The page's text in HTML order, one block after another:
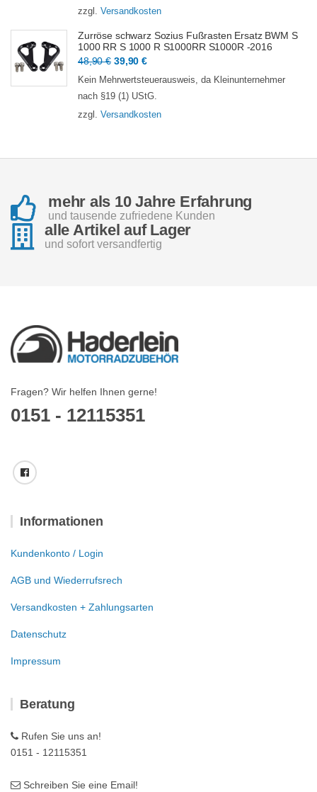
93,90 €84,90 €.
zzgl. Versandkosten
Zurröse schwarz Sozius Fußrasten Ersatz BWM S
1000 RR S 1000 R S1000RR S1000R -2016
48,90€ Ursprünglicher
Preis
war:
48,90 €
39,90€Aktueller
Preis
ist:
39,90 €.
Kein Mehrwertsteuerausweis, da Kleinunternehmer
nach §19 (1) UStG.
zzgl. Versandkosten
mehr als 10 Jahre Erfahrung
und tausende zufriedene Kunden
alle Artikel auf Lager
und sofort versandfertig
Fragen? Wir helfen Ihnen gerne!
0151 - 12115351
Informationen
Kundenkonto / Login
AGB und Wiederrufsrech
Versandkosten + Zahlungsarten
Datenschutz
Impressum
Beratung
Rufen Sie uns an!
0151 - 12115351
Schreiben Sie eine Email!